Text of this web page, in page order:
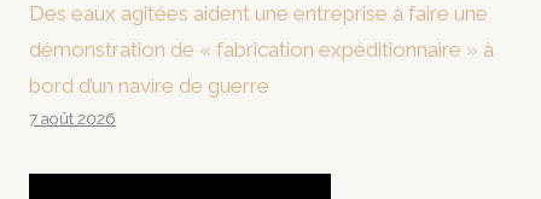
Des eaux agitées aident une entreprise à faire une
démonstration de « fabrication expéditionnaire » à
bord d’un navire de guerre
7 août 2026